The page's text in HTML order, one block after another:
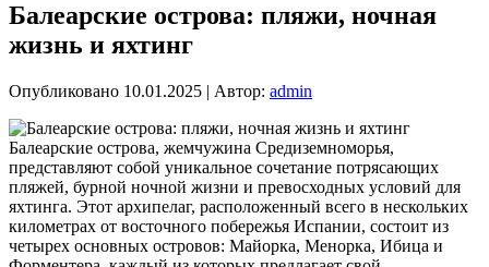
Балеарские острова: пляжи, ночная
жизнь и яхтинг
Опубликовано 10.01.2025 | Автор: admin
Балеарские острова, жемчужина Средиземноморья,
представляют собой уникальное сочетание потрясающих
пляжей, бурной ночной жизни и превосходных условий для
яхтинга. Этот архипелаг, расположенный всего в нескольких
километрах от восточного побережья Испании, состоит из
четырех основных островов: Майорка, Менорка, Ибица и